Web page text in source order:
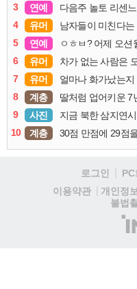
3
연예 다음주 놀토 리센
4
유머 남자들이 미친다
5
연예 ㅇㅎㅂ? 어제 오션
6
유머 차가 없는 사람은
7
유머 얼마나 화가났는
8
계층 딸처럼 업어키운 7
9
사진 지금 북한 삼지연
10
계층 30점 만점에 29점
로그인 PC
이용약관
개인정
불법